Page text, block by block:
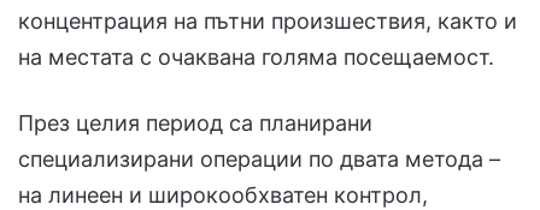
концентрация на пътни произшествия, както и
на местата с очаквана голяма посещаемост.
През целия период са планирани
специализирани операции по двата метода –
на линеен и широкообхватен контрол,